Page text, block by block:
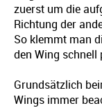
zuerst um die
Richtung der
So klemmt man
den Wing schnell
Grundsätzlich
Wings immer